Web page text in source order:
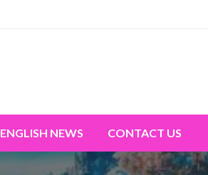
ENGLISH NEWS CONTACT US